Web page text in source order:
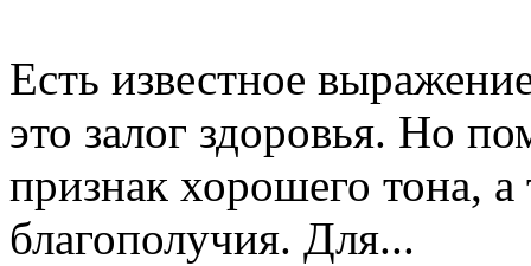
Есть известное
это залог здоровья. Но
признак хорошего тона,
благополучия. Для...